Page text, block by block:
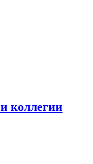
коллегии